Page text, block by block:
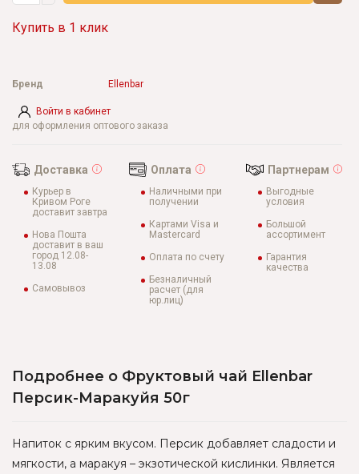
Купить в 1 клик
Войти в кабинет
для оформления оптового заказа
Бренд Ellenbar
Доставка
Курьер в
Кривом Роге
доставит завтра
Нова Пошта
доставит в ваш
город 12.08-
13.08
Самовывоз
Оплата
Наличными при
получении
Картами Visa и
Mastercard
Оплата по счету
Безналичный
расчет (для
юр.лиц)
Партнерам
Выгодные
условия
Большой
ассортимент
Гарантия
качества
Подробнее о Фруктовый чай Ellenbar
Персик-Маракуйя 50г
Напиток с ярким вкусом. Персик добавляет сладости и
мягкости, а маракуя – экзотической кислинки. Является